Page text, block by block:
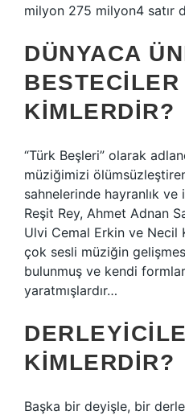
milyon 275 milyon4 satır
DÜNYACA
BESTECILER
KIMLERDIR?
“Türk Beşleri” olarak
müziğimizi
sahnelerinde hayranlık
Reşit Rey, Ahmet Adnan
Ulvi Cemal Erkin ve Necil
çok sesli müziğin
bulunmuş ve kendi
yaratmışlardır…
KIMLERDIR?
Başka bir deyişle, bir